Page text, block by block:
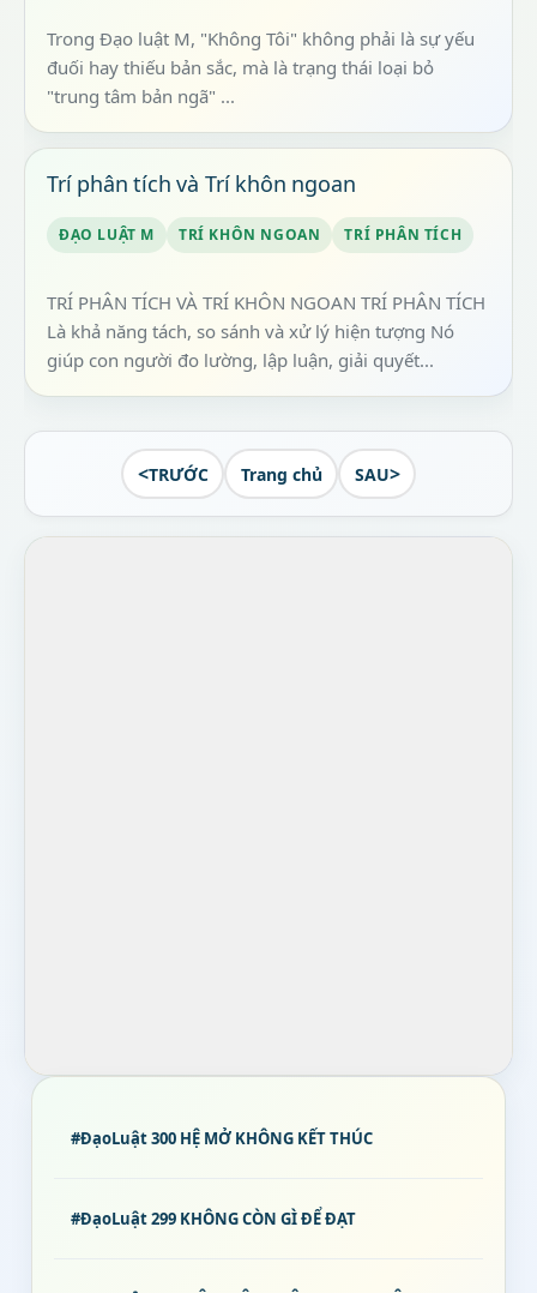
Trong Đạo luật M, "Không Tôi" không phải là sự yếu
đuối hay thiếu bản sắc, mà là trạng thái loại bỏ
"trung tâm bản ngã" ...
Trí phân tích và Trí khôn ngoan
ĐẠO LUẬT M TRÍ KHÔN NGOAN TRÍ PHÂN TÍCH
TRÍ PHÂN TÍCH VÀ TRÍ KHÔN NGOAN TRÍ PHÂN TÍCH
Là khả năng tách, so sánh và xử lý hiện tượng Nó
giúp con người đo lường, lập luận, giải quyết...
<TRƯỚC Trang chủ SAU>
#ĐạoLuật 300 HỆ MỞ KHÔNG KẾT THÚC
#ĐạoLuật 299 KHÔNG CÒN GÌ ĐỂ ĐẠT